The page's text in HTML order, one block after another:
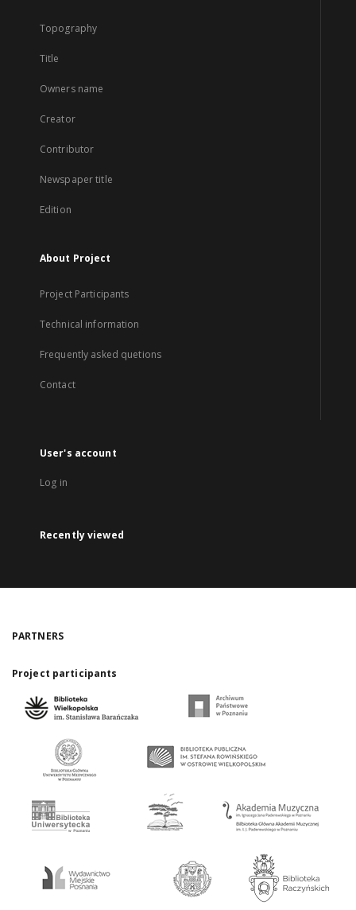
Topography
Title
Owners name
Creator
Contributor
Newspaper title
Edition
About Project
Project Participants
Technical information
Frequently asked quetions
Contact
User's account
Log in
Recently viewed
PARTNERS
Project participants